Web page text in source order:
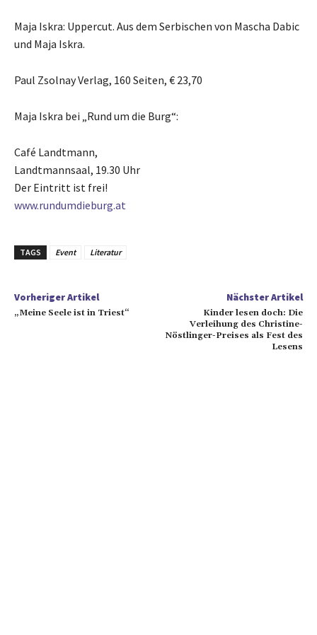
Maja Iskra: Uppercut. Aus dem Serbischen von Mascha Dabic
und Maja Iskra.
Paul Zsolnay Verlag, 160 Seiten, € 23,70
Maja Iskra bei „Rund um die Burg“:
Café Landtmann,
Landtmannsaal, 19.30 Uhr
Der Eintritt ist frei!
www.rundumdieburg.at
TAGS Event Literatur
Vorheriger Artikel
„Meine Seele ist in Triest“
Nächster Artikel
Kinder lesen doch: Die
Verleihung des Christine-
Nöstlinger-Preises als Fest des
Lesens